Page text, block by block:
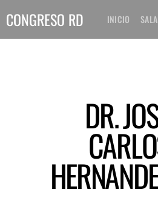
CONGRESO RD INICIO
DR.